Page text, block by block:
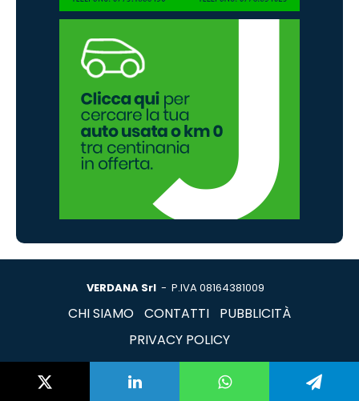
VERDANA Srl - P.IVA 08164381009
CHI SIAMO CONTATTI
PUBBLICITÀ
PRIVACY POLICY